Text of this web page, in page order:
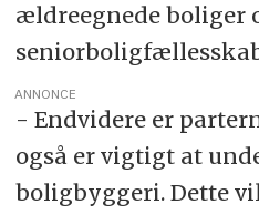
ældreegnede boliger
ANNONCE
- Endvidere er
også er vigtigt at
boligbyggeri. Dette